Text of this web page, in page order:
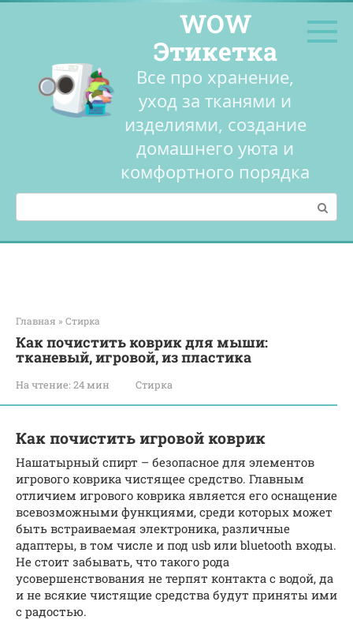
Перейти
WOW
Этикетка
Все про хранение,
уход за тканями и
изделиями, создание
домашнего уюта и
комфортного порядка
Поиск:
Главная » Стирка
Как почистить коврик для мыши:
тканевый, игровой, из пластика
На чтение: 24 мин Стирка
Как почистить игровой коврик
Нашатырный спирт – безопасное для элементов
игрового коврика чистящее средство. Главным
отличием игрового коврика является его оснащение
всевозможными функциями, среди которых может
быть встраиваемая электроника, различные
адаптеры, в том числе и под usb или bluetooth входы.
Не стоит забывать, что такого рода
усовершенствования не терпят контакта с водой, да
и не всякие чистящие средства будут приняты ими
с радостью.